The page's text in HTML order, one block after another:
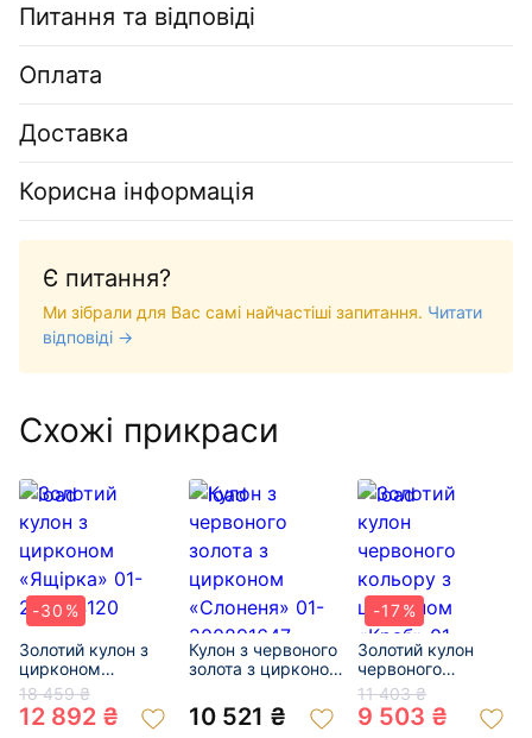
Питання та відповіді
Оплата
Доставка
Корисна інформація
Є питання?
Ми зібрали для Вас самі найчастіші запитання. Читати
відповіді →
Схожі прикраси
-30%
Золотий кулон з
цирконом
«Ящірка» 01-
200214120
18 459 ₴
12 892 ₴
Кулон з червоного
золота з цирконом
200891647
10 521 ₴
-17%
Золотий кулон
червоного
кольору з
цирконом «Краб»
01-200607907
11 403 ₴
9 503 ₴